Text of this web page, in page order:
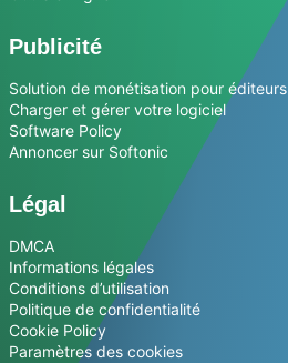
Publicité
Solution de monétisation pour éditeurs
Charger et gérer votre logiciel
Software Policy
Annoncer sur Softonic
Légal
DMCA
Informations légales
Conditions d’utilisation
Politique de confidentialité
Cookie Policy
Paramètres des cookies